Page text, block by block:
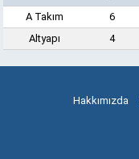
A Takım
6
Altyapı
4
Hakkımızda